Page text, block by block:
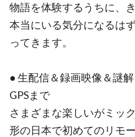
物語を体験するうちに、
本当にいる気分になるは
ってきます。
● 生配信＆録画映像＆謎
GPSまで
さまざまな楽しいがミッ
形の日本で初めてのリモ